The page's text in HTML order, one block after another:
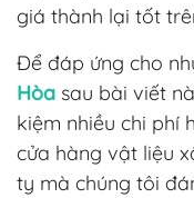
giá thành lại tốt
Để đáp ứng cho
Hòa sau bài viết
kiệm nhiều chi phí
cửa hàng vật liệu
ty mà chúng tôi